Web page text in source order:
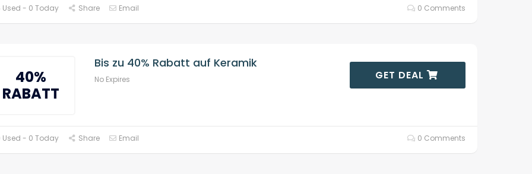
Used - 0 Today Share Email 0 Comments
40%
RABATT
Bis zu 40% Rabatt auf Keramik
No Expires GET DEAL
Used - 0 Today Share Email 0 Comments